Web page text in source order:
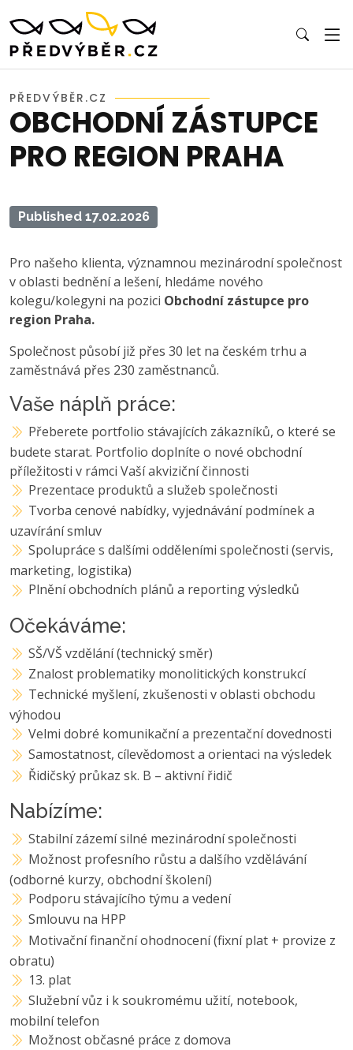
PŘEDVÝBĚR.CZ
OBCHODNÍ ZÁSTUPCE
PRO REGION PRAHA
Published 17.02.2026
Pro našeho klienta, významnou mezinárodní společnost
v oblasti bednění a lešení, hledáme nového
kolegu/kolegyni na pozici Obchodní zástupce pro
region Praha.
Společnost působí již přes 30 let na českém trhu a
zaměstnává přes 230 zaměstnanců.
Vaše náplň práce:
Přeberete portfolio stávajících zákazníků, o které se
budete starat. Portfolio doplníte o nové obchodní
příležitosti v rámci Vaší akviziční činnosti
Prezentace produktů a služeb společnosti
Tvorba cenové nabídky, vyjednávání podmínek a
uzavírání smluv
Spolupráce s dalšími odděleními společnosti (servis,
marketing, logistika)
Plnění obchodních plánů a reporting výsledků
Očekáváme:
SŠ/VŠ vzdělání (technický směr)
Znalost problematiky monolitických konstrukcí
Technické myšlení, zkušenosti v oblasti obchodu
výhodou
Velmi dobré komunikační a prezentační dovednosti
Samostatnost, cílevědomost a orientaci na výsledek
Řidičský průkaz sk. B – aktivní řidič
Nabízíme:
Stabilní zázemí silné mezinárodní společnosti
Možnost profesního růstu a dalšího vzdělávání
(odborné kurzy, obchodní školení)
Podporu stávajícího týmu a vedení
Smlouvu na HPP
Motivační finanční ohodnocení (fixní plat + provize z
obratu)
13. plat
Služební vůz i k soukromému užití, notebook,
mobilní telefon
Možnost občasné práce z domova